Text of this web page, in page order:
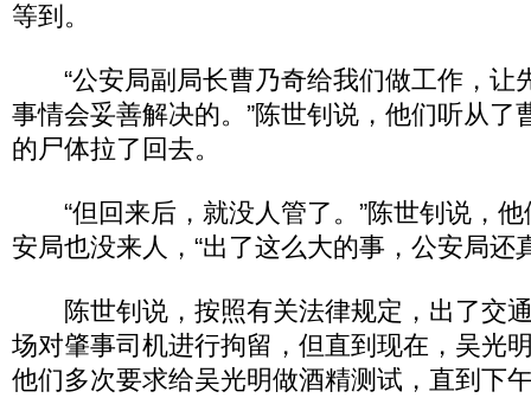
等到。
“公安局副局长曹乃奇给我们做工作，让
事情会妥善解决的。”陈世钊说，他们听从了
的尸体拉了回去。
“但回来后，就没人管了。”陈世钊说，他
安局也没来人，“出了这么大的事，公安局还
陈世钊说，按照有关法律规定，出了交
场对肇事司机进行拘留，但直到现在，吴光
他们多次要求给吴光明做酒精测试，直到下